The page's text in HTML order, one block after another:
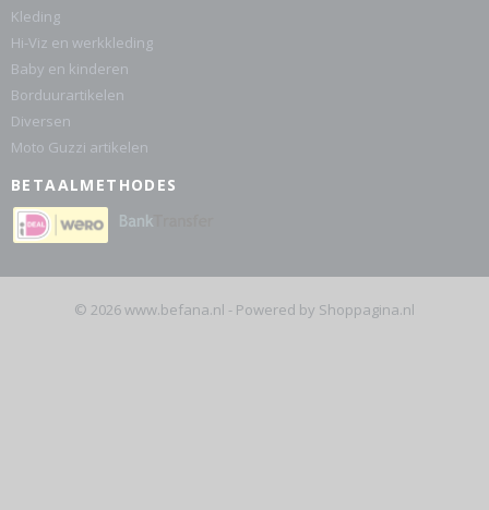
Kleding
Hi-Viz en werkkleding
Baby en kinderen
Borduurartikelen
Diversen
Moto Guzzi artikelen
BETAALMETHODES
© 2026 www.befana.nl - Powered by Shoppagina.nl